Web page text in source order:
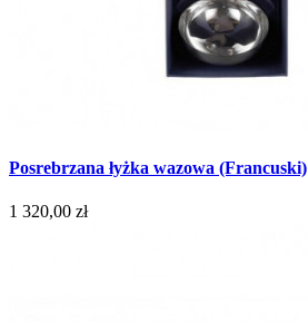
Posrebrzana łyżka wazowa (Francuski)
1 320,00 zł